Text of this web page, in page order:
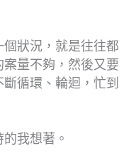
狀況，就是往往都
量不夠，然後又要
循環、輪迴，忙到
我想著。